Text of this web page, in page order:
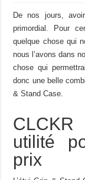
De nos jours,
primordial. Pour
quelque chose qui
nous l’avons dans
chose qui
donc une belle
& Stand Case.
utilité
prix